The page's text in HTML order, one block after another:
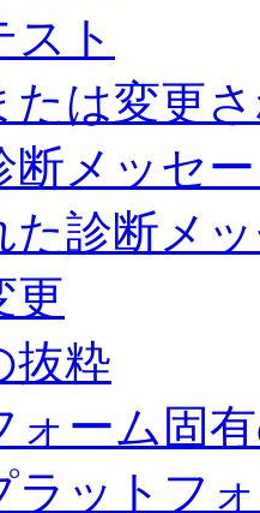
スト
たは変更
断メッセ
た診断メ
更
抜粋
ォーム固
ラットフ